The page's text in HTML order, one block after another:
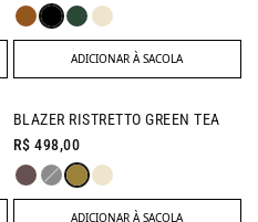
ADICIONAR À SACOLA
BLAZER RISTRETTO GREEN TEA
R$ 498,00
ADICIONAR À SACOLA